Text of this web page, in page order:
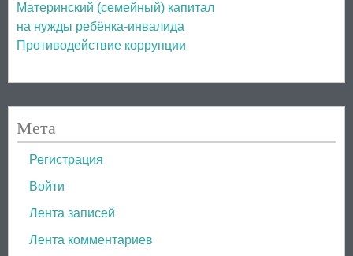
Материнский (семейный) капитал
на нужды ребёнка-инвалида
Противодействие коррупции
Мета
Регистрация
Войти
Лента записей
Лента комментариев